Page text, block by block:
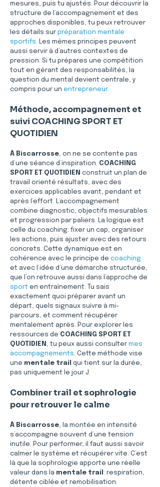
mesures, puis tu ajustés. Pour découvrir la
structure de l’accompagnement et des
approches disponibles, tu peux retrouver
les détails sur préparation mentale
sportifs. Les mêmes principes peuvent
aussi servir à d’autres contextes de
pression. Si tu prépares une compétition
tout en gérant des responsabilités, la
question du mental devient centrale, y
compris pour un entrepreneur.
Méthode, accompagnement et
suivi COACHING SPORT ET
QUOTIDIEN
À Biscarrosse, on ne se contente pas
d’une séance d’inspiration. COACHING
SPORT ET QUOTIDIEN construit un plan de
travail orienté résultats, avec des
exercices applicables avant, pendant et
après l’effort. L’accompagnement
combine diagnostic, objectifs mesurables
et progression par paliers. La logique est
celle du coaching: fixer un cap, organiser
les actions, puis ajuster avec des retours
concrets. Cette dynamique est en
cohérence avec le principe de coaching
et avec l’idée d’une démarche structurée,
que l’on retrouve aussi dans l’approche de
sport en entraînement. Tu sais
exactement quoi préparer avant un
départ, quels signaux suivre à mi-
parcours, et comment récupérer
mentalement après. Pour explorer les
ressources de COACHING SPORT ET
QUOTIDIEN , tu peux aussi consulter mes
accompagnements. Cette méthode vise
une mentale trail
qui tient sur la durée,
pas uniquement le jour J.
Combiner trail et sophrologie
pour retrouver le calme
À Biscarrosse, la montée en intensité
s’accompagne souvent d’une tension
inutile. Pour performer, il faut aussi savoir
calmer le système et récupérer vite. C’est
là que la sophrologie apporte une réelle
valeur dans la mentale trail : respiration,
détente ciblée et remobilisation.